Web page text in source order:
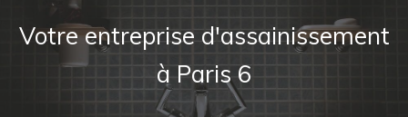
Votre entreprise d'assainissement
à Paris 6